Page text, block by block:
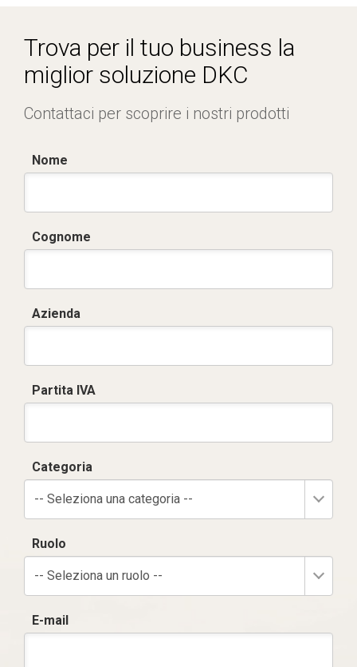
Trova per il tuo business la
miglior soluzione DKC
Contattaci per scoprire i nostri prodotti
Nome
Cognome
Azienda
Partita IVA
Categoria
-- Seleziona una categoria --
Ruolo
-- Seleziona un ruolo --
E-mail